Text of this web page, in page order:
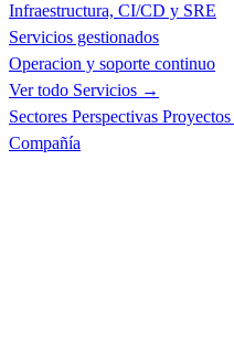
Infraestructura, CI/CD y SRE
Servicios gestionados
Operacion y soporte continuo
Ver todo Servicios →
Sectores Perspectivas Proyectos
Compañía